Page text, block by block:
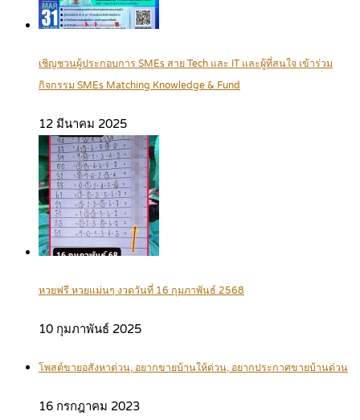
เชิญชวนผู้ประกอบการ SMEs สาย Tech และ IT และผู้ที่สนใจ เข้าร่วม
กิจกรรม SMEs Matching Knowledge & Fund
12 มีนาคม 2025
หวยฟรี หวยแม่นๆ งวดวันที่ 16 กุมภาพันธ์ 2568
10 กุมภาพันธ์ 2025
โพสต์ขายอสังหาด่วน, อยากขายบ้านให้ด่วน, อยากประกาศขายบ้านด่วน
16 กรกฎาคม 2023